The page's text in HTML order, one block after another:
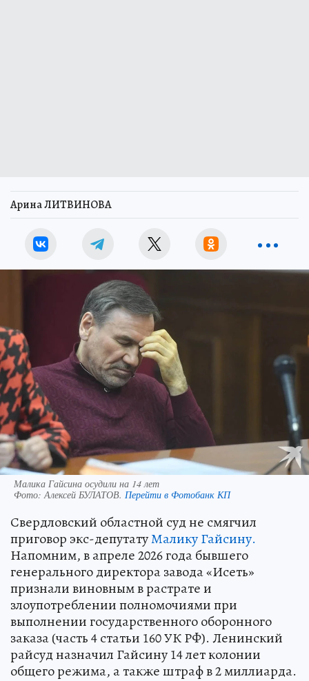
Арина ЛИТВИНОВА
Малика Гайсина осудили на 14 лет
Фото:Алексей БУЛАТОВ. Перейти в Фотобанк КП
Свердловский областной суд не смягчил
приговор экс-депутатуМалику Гайсину.
Напомним, в апреле 2026 года бывшего
генерального директора завода «Исеть»
признали виновным в растрате и
злоупотреблении полномочиями при
выполнении государственного оборонного
заказа (часть 4 статьи 160 УК РФ). Ленинский
райсуд назначил Гайсину 14 лет колонии
общего режима, а также штраф в 2 миллиарда.